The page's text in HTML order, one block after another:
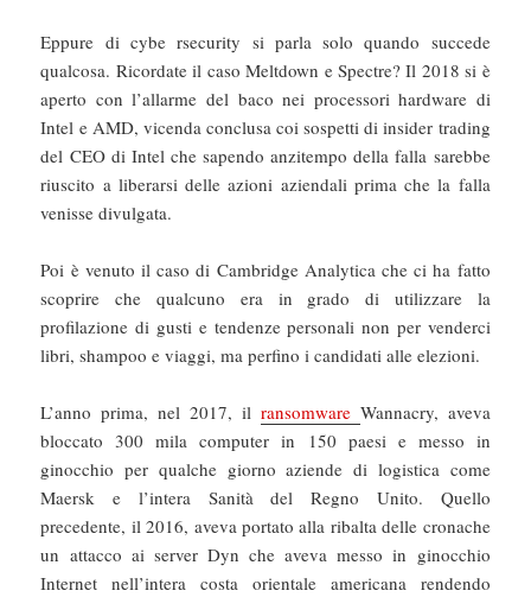
Eppure di cybe rsecurity si parla solo quando succede
qualcosa. Ricordate il caso Meltdown e Spectre? Il 2018 si è
aperto con l’allarme del baco nei processori hardware di
Intel e AMD, vicenda conclusa coi sospetti di insider trading
del CEO di Intel che sapendo anzitempo della falla sarebbe
riuscito a liberarsi delle azioni aziendali prima che la falla
venisse divulgata.
Poi è venuto il caso di Cambridge Analytica che ci ha fatto
scoprire che qualcuno era in grado di utilizzare la
profilazione di gusti e tendenze personali non per venderci
libri, shampoo e viaggi, ma perfino i candidati alle elezioni.
L’anno prima, nel 2017, il ransomware Wannacry, aveva
bloccato 300 mila computer in 150 paesi e messo in
ginocchio per qualche giorno aziende di logistica come
Maersk e l’intera Sanità del Regno Unito. Quello
precedente, il 2016, aveva portato alla ribalta delle cronache
un attacco ai server Dyn che aveva messo in ginocchio
Internet nell’intera costa orientale americana rendendo